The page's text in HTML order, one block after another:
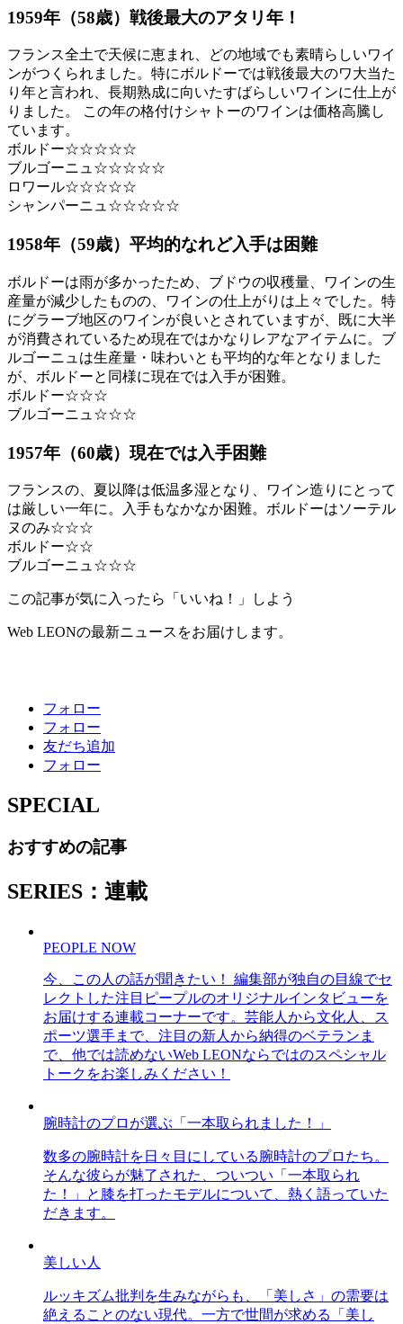
1959年（58歳）戦後最大のアタリ年！
フランス全土で天候に恵まれ、どの地域でも素晴らしいワイ
ンがつくられました。特にボルドーでは戦後最大のワ大当た
り年と言われ、長期熟成に向いたすばらしいワインに仕上が
りました。 この年の格付けシャトーのワインは価格高騰し
ています。
ボルドー☆☆☆☆☆
ブルゴーニュ☆☆☆☆☆
ロワール☆☆☆☆☆
シャンパーニュ☆☆☆☆☆
1958年（59歳）平均的なれど入手は困難
ボルドーは雨が多かったため、ブドウの収穫量、ワインの生
産量が減少したものの、ワインの仕上がりは上々でした。特
にグラーブ地区のワインが良いとされていますが、既に大半
が消費されているため現在ではかなりレアなアイテムに。ブ
ルゴーニュは生産量・味わいとも平均的な年となりました
が、ボルドーと同様に現在では入手が困難。
ボルドー☆☆☆
ブルゴーニュ☆☆☆
1957年（60歳）現在では入手困難
フランスの、夏以降は低温多湿となり、ワイン造りにとって
は厳しい一年に。入手もなかなか困難。ボルドーはソーテル
ヌのみ☆☆☆
ボルドー☆☆
ブルゴーニュ☆☆☆
この記事が気に入ったら「いいね！」しよう
Web LEONの最新ニュースをお届けします。
フォロー
フォロー
友だち追加
フォロー
SPECIAL
おすすめの記事
SERIES：連載
PEOPLE NOW
今、この人の話が聞きたい！ 編集部が独自の目線でセ
レクトした注目ピープルのオリジナルインタビューを
お届けする連載コーナーです。芸能人から文化人、ス
ポーツ選手まで、注目の新人から納得のベテランま
で、他では読めないWeb LEONならではのスペシャル
トークをお楽しみください！
腕時計のプロが選ぶ「一本取られました！」
数多の腕時計を日々目にしている腕時計のプロたち。
そんな彼らが魅了された、ついつい「一本取られ
た！」と膝を打ったモデルについて、熱く語っていた
だきます。
美しい人
ルッキズム批判を生みながらも、「美しさ」の需要は
絶えることのない現代。一方で世間が求める「美し